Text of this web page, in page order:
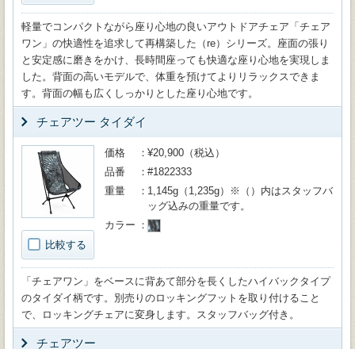
軽量でコンパクトながら座り心地の良いアウトドアチェア「チェア
ワン」の快適性を追求して再構築した（re）シリーズ。座面の張り
と安定感に磨きをかけ、長時間座っても快適な座り心地を実現しま
した。背面の高いモデルで、体重を預けてよりリラックスできま
す。背面の幅も広くしっかりとした座り心地です。
チェアツー タイダイ
比較する
価格
¥20,900（税込）
品番
#1822333
重量
1,145g（1,235g）※（）内はスタッフバ
ッグ込みの重量です。
カラー
「チェアワン」をベースに背あて部分を長くしたハイバックタイプ
のタイダイ柄です。別売りのロッキングフットを取り付けること
で、ロッキングチェアに変身します。スタッフバッグ付き。
チェアツー